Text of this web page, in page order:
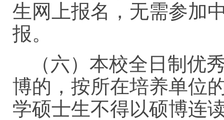
生网上报名，无需参加
报。
（六）本校全日制优
博的，按所在培养单位
学硕士生不得以硕博连